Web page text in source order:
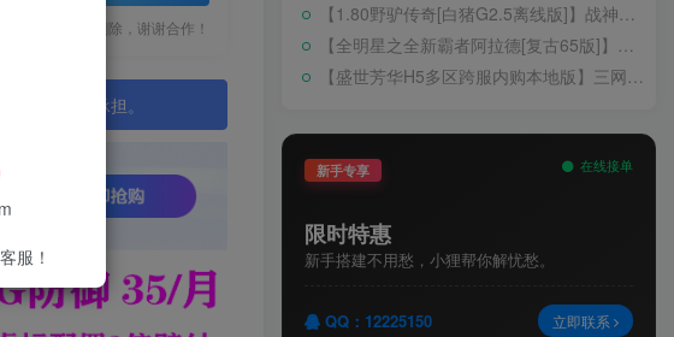
载后24h内删除，谢谢合作！
用者自行承担。
【1.80野驴传奇[白猪G2.5离线版]】战神引擎WIN服务端+GM工具+充值后台+安卓+架设教程
【全明星之全新霸者阿拉德[复古65版]】横版闯关手游Linux服务端+配套表+WEB管理后台+GM授权后台+双端+架设教程
【盛世芳华H5多区跨服内购本地版】三网H5宫斗养成游戏Linux手工服务端+CDK授权后台+安卓+架设教程
新手专享 在线接单
限时特惠
新手搭建不用愁，小狸帮你解忧愁。
QQ：12225150 立即联系
服！